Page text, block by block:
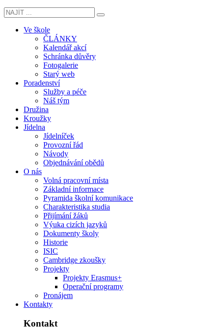
Ve škole
ČLÁNKY
Kalendář akcí
Schránka důvěry
Fotogalerie
Starý web
Poradenství
Služby a péče
Náš tým
Družina
Kroužky
Jídelna
Jídelníček
Provozní řád
Návody
Objednávání obědů
O nás
Volná pracovní místa
Základní informace
Pyramida školní komunikace
Charakteristika studia
Přijímání žáků
Výuka cizích jazyků
Dokumenty školy
Historie
ISIC
Cambridge zkoušky
Projekty
Projekty Erasmus+
Operační programy
Pronájem
Kontakty
Kontakt